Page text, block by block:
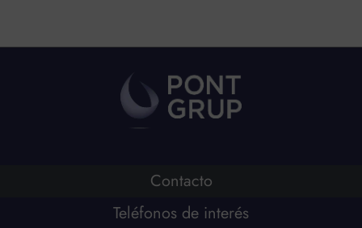
m
Contacto
Teléfonos de interés